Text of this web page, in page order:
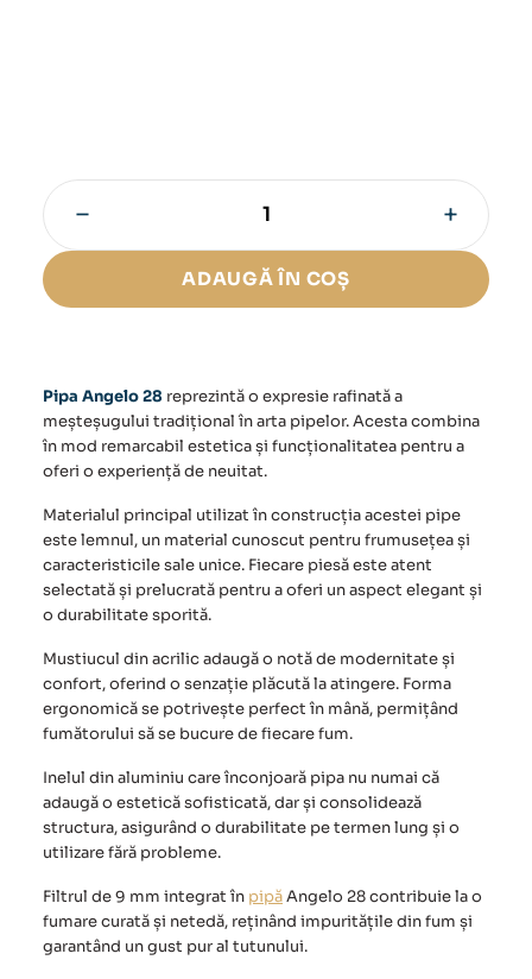
Pipa
− +
ADAUGĂ ÎN COȘ
Pipa Angelo 28 reprezintă o expresie rafinată a
meșteșugului tradițional în arta pipelor. Acesta combina
în mod remarcabil estetica și funcționalitatea pentru a
oferi o experiență de neuitat.
Materialul principal utilizat în construcția acestei pipe
este lemnul, un material cunoscut pentru frumusețea și
caracteristicile sale unice. Fiecare piesă este atent
selectată și prelucrată pentru a oferi un aspect elegant și
o durabilitate sporită.
Mustiucul din acrilic adaugă o notă de modernitate și
confort, oferind o senzație plăcută la atingere. Forma
ergonomică se potrivește perfect în mână, permițând
fumătorului să se bucure de fiecare fum.
Inelul din aluminiu care înconjoară pipa nu numai că
adaugă o estetică sofisticată, dar și consolidează
structura, asigurând o durabilitate pe termen lung și o
utilizare fără probleme.
Filtrul de 9 mm integrat în pipăAngelo 28contribuie la o
fumare curată și netedă, reținând impuritățile din fum și
garantând un gust pur al tutunului.